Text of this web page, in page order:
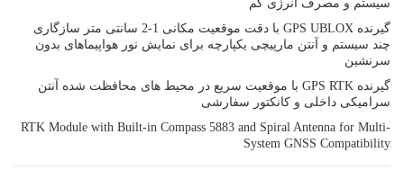
سیستم و مصرف انرژی کم
گیرنده GPS UBLOX با دقت موقعیت مکانی 1-2 سانتی متر سازگاری
چند سیستم و آنتن مارپیچی یکپارچه برای نمایش نور هواپیماهای بدون
سرنشین
گیرنده GPS RTK با موقعیت سریع در محیط های محافظت شده آنتن
سرامیکی داخلی و کانکتور سفارشی
RTK Module with Built-in Compass 5883 and Spiral Antenna for Multi-
System GNSS Compatibility